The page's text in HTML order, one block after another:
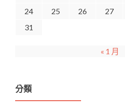
24
25 26 27
31
« 1 月
分類